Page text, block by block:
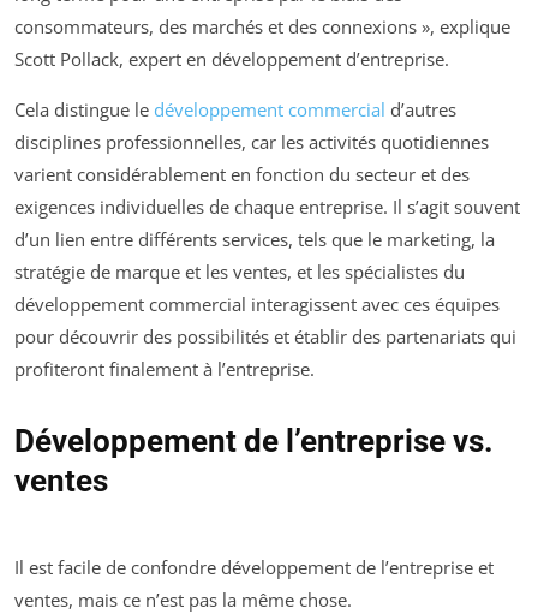
consommateurs, des marchés et des connexions », explique
Scott Pollack, expert en développement d’entreprise.
Cela distingue le développement commercial d’autres
disciplines professionnelles, car les activités quotidiennes
varient considérablement en fonction du secteur et des
exigences individuelles de chaque entreprise. Il s’agit souvent
d’un lien entre différents services, tels que le marketing, la
stratégie de marque et les ventes, et les spécialistes du
développement commercial interagissent avec ces équipes
pour découvrir des possibilités et établir des partenariats qui
profiteront finalement à l’entreprise.
Développement de l’entreprise vs.
ventes
Il est facile de confondre développement de l’entreprise et
ventes, mais ce n’est pas la même chose.